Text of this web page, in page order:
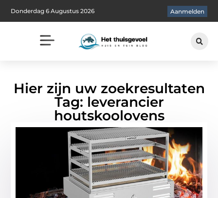
Donderdag 6 Augustus 2026 Aanmelden
Hier zijn uw zoekresultaten
Tag: leverancier
houtskoolovens